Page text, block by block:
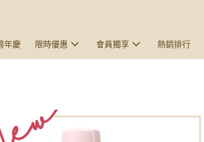
年慶 限時優惠 會員獨享 熱銷排行